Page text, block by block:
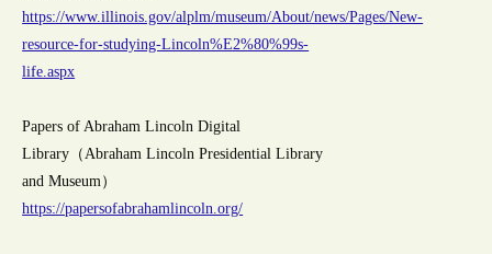
https://www.illinois.gov/alplm/museum/About/news/Pages/New-
resource-for-studying-Lincoln%E2%80%99s-
life.aspx
Papers of Abraham Lincoln Digital
Library（Abraham Lincoln Presidential Library
and Museum）
https://papersofabrahamlincoln.org/